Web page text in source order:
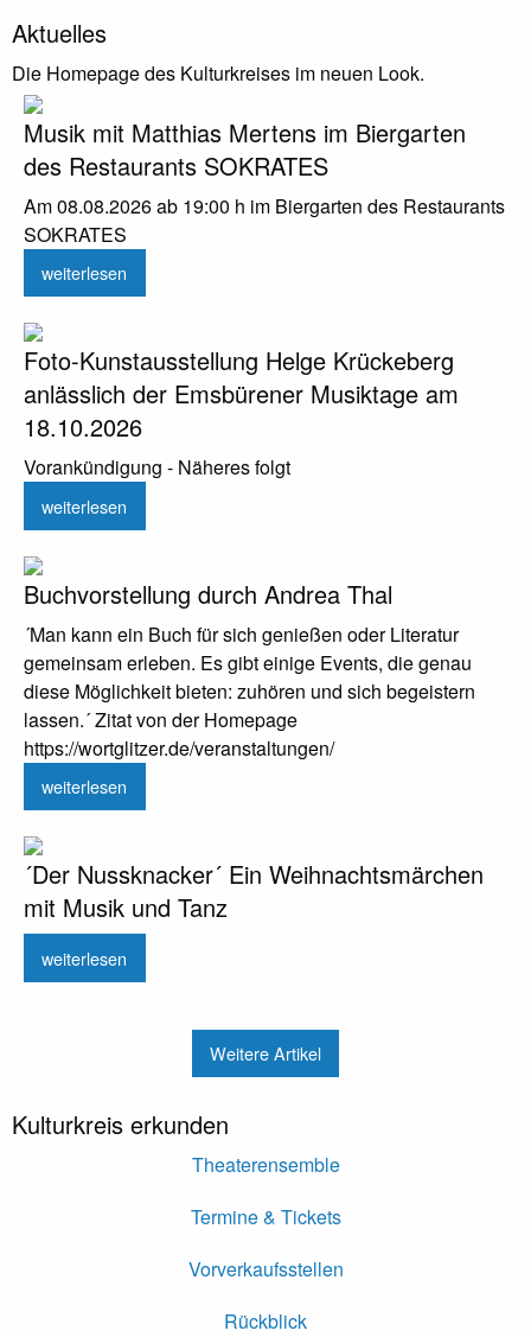
Aktuelles
Die Homepage des Kulturkreises im neuen Look.
Musik mit Matthias Mertens im Biergarten
des Restaurants SOKRATES
Am 08.08.2026 ab 19:00 h im Biergarten des Restaurants
SOKRATES
weiterlesen
Foto-Kunstausstellung Helge Krückeberg
anlässlich der Emsbürener Musiktage am
18.10.2026
Vorankündigung - Näheres folgt
weiterlesen
Buchvorstellung durch Andrea Thal
´Man kann ein Buch für sich genießen oder Literatur
gemeinsam erleben. Es gibt einige Events, die genau
diese Möglichkeit bieten: zuhören und sich begeistern
lassen.´ Zitat von der Homepage
https://wortglitzer.de/veranstaltungen/
weiterlesen
´Der Nussknacker´ Ein Weihnachtsmärchen
mit Musik und Tanz
weiterlesen
Weitere Artikel
Kulturkreis erkunden
Theaterensemble
Termine & Tickets
Vorverkaufsstellen
Rückblick